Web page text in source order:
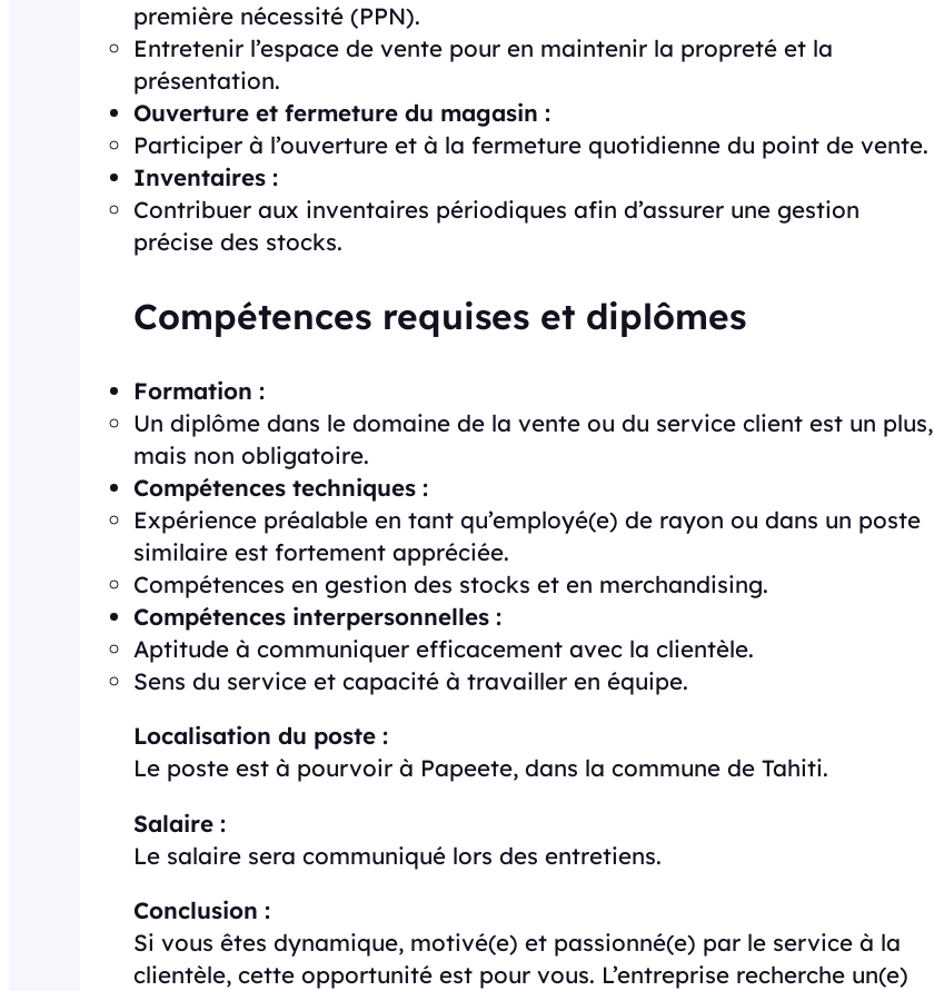
première nécessité (PPN).
Entretenir l’espace de vente pour en maintenir la propreté et la
présentation.
Ouverture et fermeture du magasin :
Participer à l’ouverture et à la fermeture quotidienne du point de vente.
Inventaires :
Contribuer aux inventaires périodiques afin d’assurer une gestion
précise des stocks.
Compétences requises et diplômes
Formation :
Un diplôme dans le domaine de la vente ou du service client est un plus,
mais non obligatoire.
Compétences techniques :
Expérience préalable en tant qu’employé(e) de rayon ou dans un poste
similaire est fortement appréciée.
Compétences en gestion des stocks et en merchandising.
Compétences interpersonnelles :
Aptitude à communiquer efficacement avec la clientèle.
Sens du service et capacité à travailler en équipe.
Localisation du poste :
Le poste est à pourvoir à Papeete, dans la commune de Tahiti.
Salaire :
Le salaire sera communiqué lors des entretiens.
Conclusion :
Si vous êtes dynamique, motivé(e) et passionné(e) par le service à la
clientèle, cette opportunité est pour vous. L’entreprise recherche un(e)